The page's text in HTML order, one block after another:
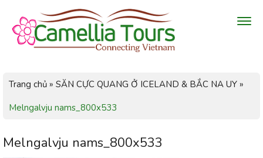
Trang chủ » SĂN CỰC QUANG Ở ICELAND & BẮC NA UY »
Melngalvju nams_800x533
Melngalvju nams_800x533